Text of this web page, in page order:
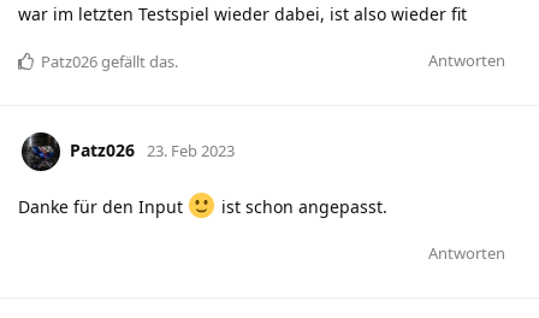
war im letzten Testspiel wieder dabei, ist also wieder fit
Antworten
Patz026gefällt das.
Patz026 23. Feb 2023
Danke für den Input ist schon angepasst.
Antworten